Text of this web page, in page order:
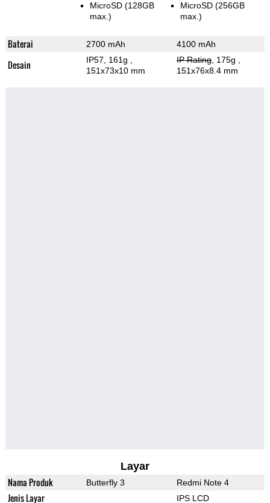
MicroSD (128GB
max.)
MicroSD (256GB
max.)
Baterai 2700 mAh 4100 mAh
Desain IP57, 161g
151x73x10 mm
IP Rating, 175g
151x76x8.4 mm
Layar
Nama Produk Butterfly 3 Redmi Note 4
Jenis Layar IPS LCD